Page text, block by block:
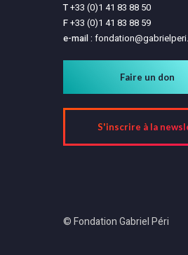
T+33 (0)1 41 83 88 50
F+33 (0)1 41 83 88 59
e-mail :
Faire un don
S'inscrire à la
© Fondation Gabriel Péri